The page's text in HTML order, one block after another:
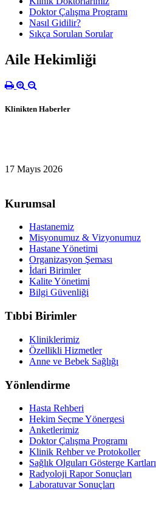
Doktor Çalışma Programı
Nasıl Gidilir?
Sıkça Sorulan Sorular
Aile Hekimliği
Klinikten Haberler
17 Mayıs 2026
Kurumsal
Hastanemiz
Misyonumuz & Vizyonumuz
Hastane Yönetimi
Organizasyon Şeması
İdari Birimler
Kalite Yönetimi
Bilgi Güvenliği
Tıbbi Birimler
Kliniklerimiz
Özellikli Hizmetler
Anne ve Bebek Sağlığı
Yönlendirme
Hasta Rehberi
Hekim Seçme Yönergesi
Anketlerimiz
Doktor Çalışma Programı
Klinik Rehber ve Protokoller
Sağlık Olguları Gösterge Kartları
Radyoloji Rapor Sonuçları
Laboratuvar Sonuçları